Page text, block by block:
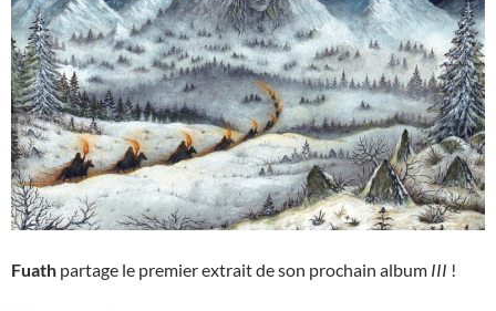
Fuath partage le premier extrait de son prochain album III !